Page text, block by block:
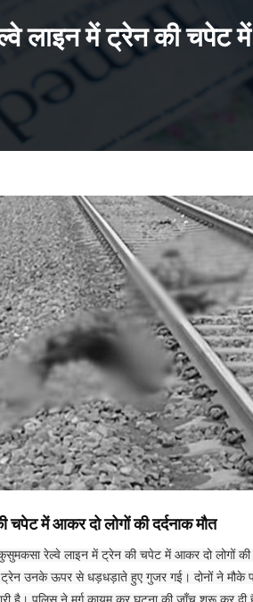
लाइन में ट्रेन की चपेट में
में आकर दो लोगों की दर्दनाक मौत
कुसुमकसा रेल्वे लाइन में ट्रेन की चपेट में आकर दो लोगों
उनके ऊपर से धड़धड़ाते हुए गुजर गई। दोनों ने मौके